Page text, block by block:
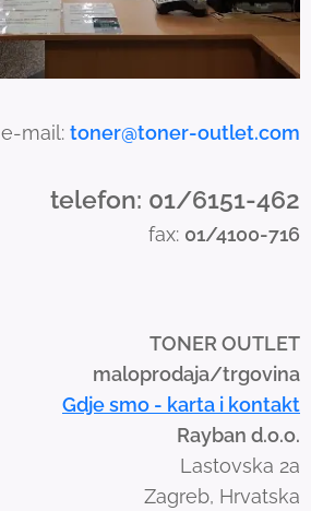
e-mail: toner@toner-outlet.com
telefon: 01/6151-462
fax: 01/4100-716
TONER OUTLET
maloprodaja/trgovina
Gdje smo - karta i kontakt
Rayban d.o.o.
Lastovska 2a
Zagreb, Hrvatska